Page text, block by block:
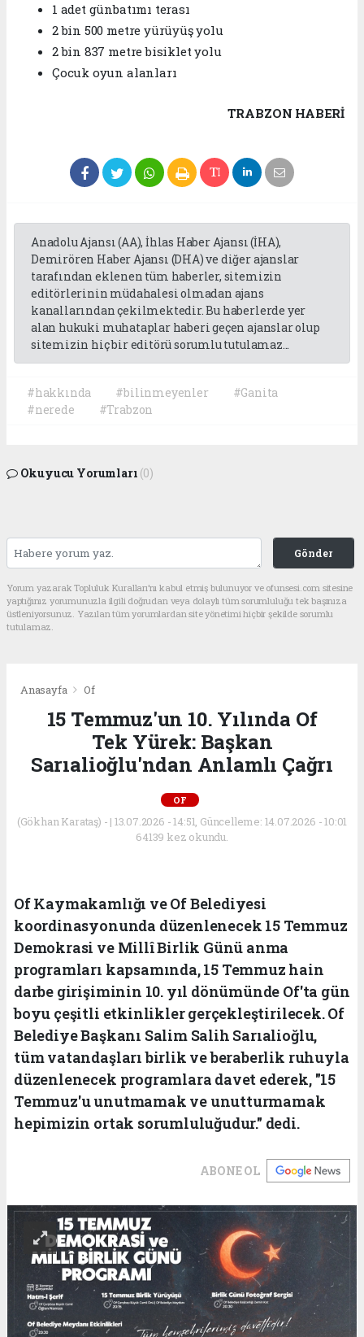
1 adet günbatımı terası
2 bin 500 metre yürüyüş yolu
2 bin 837 metre bisiklet yolu
Çocuk oyun alanları
TRABZON HABERİ
Anadolu Ajansı (AA), İhlas Haber Ajansı (İHA),
Demirören Haber Ajansı (DHA) ve diğer ajanslar
tarafından eklenen tüm haberler, sitemizin
editörlerinin müdahalesi olmadan ajans
kanallarından çekilmektedir. Bu haberlerde yer
alan hukuki muhataplar haberi geçen ajanslar olup
sitemizin hiç bir editörü sorumlu tutulamaz...
#hakkında #bilinmeyenler
#Ganita
#nerede
#Trabzon
Okuyucu Yorumları (0)
Gönder
Yorum yazarak Topluluk Kuralları’nı kabul etmiş bulunuyor ve ofunsesi.com sitesine
yaptığınız yorumunuzla ilgili doğrudan veya dolaylı tüm sorumluluğu tek başınıza
üstleniyorsunuz. Yazılan tüm yorumlardan site yönetimi hiçbir şekilde sorumlu
tutulamaz.
Anasayfa Of
15 Temmuz'un 10. Yılında Of
Tek Yürek: Başkan
Sarıalioğlu'ndan Anlamlı Çağrı
OF
(Gökhan Karataş) - | 13.07.2026 - 14:51, Güncelleme: 14.07.2026 - 10:01
64139 kez okundu.
Of Kaymakamlığı ve Of Belediyesi
koordinasyonunda düzenlenecek 15 Temmuz
Demokrasi ve Millî Birlik Günü anma
programları kapsamında, 15 Temmuz hain
darbe girişiminin 10. yıl dönümünde Of'ta gün
boyu çeşitli etkinlikler gerçekleştirilecek. Of
Belediye Başkanı Salim Salih Sarıalioğlu,
tüm vatandaşları birlik ve beraberlik ruhuyla
düzenlenecek programlara davet ederek, "15
Temmuz'u unutmamak ve unutturmamak
hepimizin ortak sorumluluğudur." dedi.
ABONE OL